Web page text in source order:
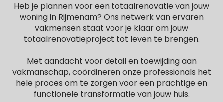
Heb je plannen voor een totaalrenovatie van jouw
woning in Rijmenam? Ons netwerk van ervaren
vakmensen staat voor je klaar om jouw
totaalrenovatieproject tot leven te brengen.
Met aandacht voor detail en toewijding aan
vakmanschap, coördineren onze professionals het
hele proces om te zorgen voor een prachtige en
functionele transformatie van jouw huis.